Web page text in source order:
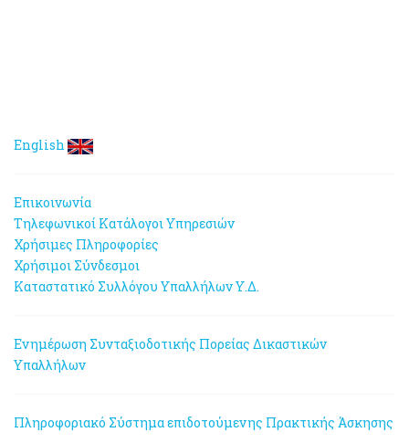
English
Επικοινωνία
Τηλεφωνικοί Κατάλογοι Υπηρεσιών
Χρήσιμες Πληροφορίες
Χρήσιμοι Σύνδεσμοι
Καταστατικό Συλλόγου Υπαλλήλων Υ.Δ.
Ενημέρωση Συνταξιοδοτικής Πορείας Δικαστικών
Υπαλλήλων
Πληροφοριακό Σύστημα επιδοτούμενης Πρακτικής Άσκησης